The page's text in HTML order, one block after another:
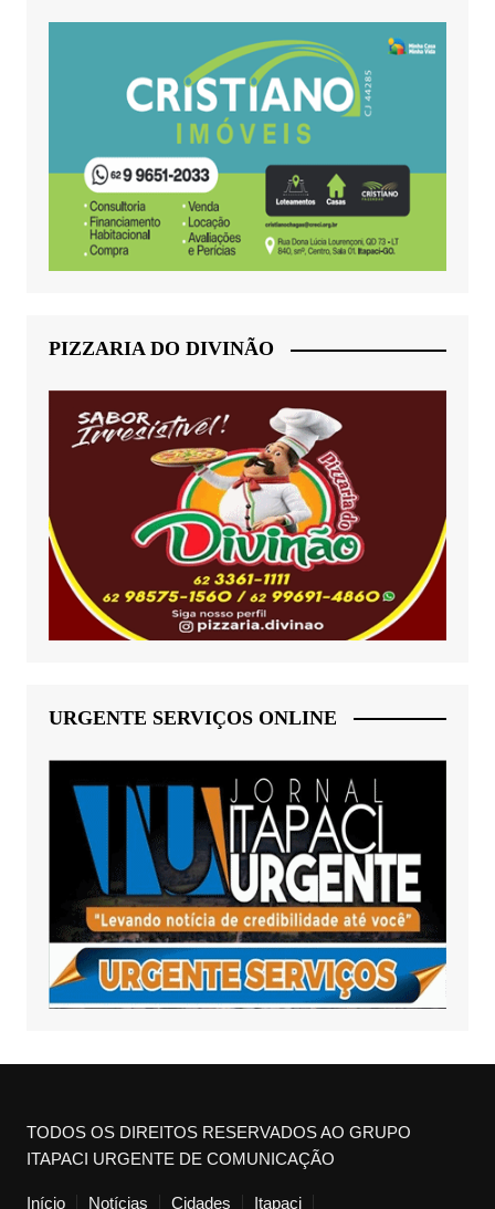
PIZZARIA DO DIVINÃO
URGENTE SERVIÇOS ONLINE
TODOS OS DIREITOS RESERVADOS AO GRUPO
ITAPACI URGENTE DE COMUNICAÇÃO
Início Notícias Cidades Itapaci